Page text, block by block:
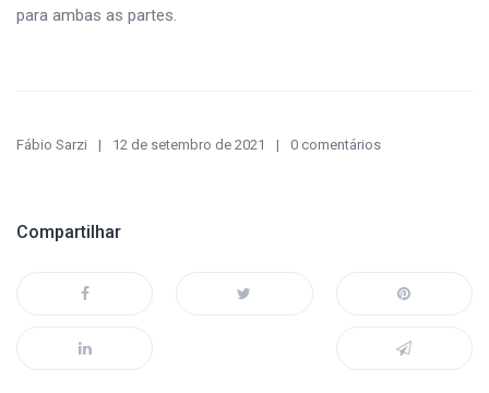
para ambas as partes.
Fábio Sarzi 12 de setembro de 2021 0 comentários
Compartilhar